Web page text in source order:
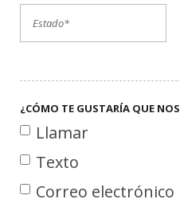
¿CÓMO TE GUSTARÍA QUE
Llamar
Texto
Correo electrónico